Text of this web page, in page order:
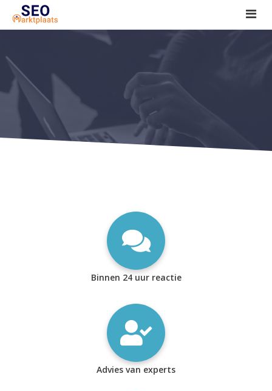
SEO tools reviews
Marketeer bij jou in de buurt?
Offerte
1. Seo voor beginners +
2. Onderzoeken +
Binnen 24 uur reactie
Advies van experts